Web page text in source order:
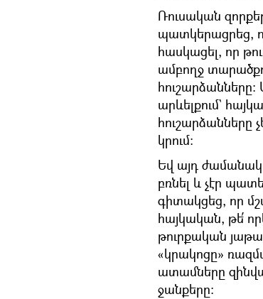
Ռուսական
պատկերացրեց,
հասկացել, որ
ամբողջ
հուշարձանները։
արևելքում`
հուշարձանները
կրում։
Եվ այդ ժամանակ
բռնել և չէր
գիտակցեց, որ
հայկական, թե՛
թուրքական
«կրակոցը»
ատամները
ջանքերը։